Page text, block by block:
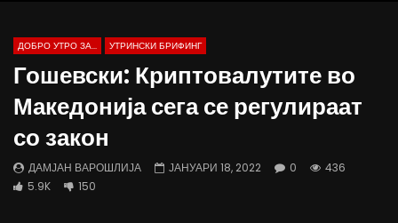
трае предолго за да дозволиме лесно
ДАМЈАН ВАРОШЛИЈА
ДОБРО УТРО ЗА... УТРИНСКИ БРИФИНГ
Гошевски: Криптовалутите во
Македонија сега се регулираат
со закон
ДАМЈАН ВАРОШЛИЈА ЈАНУАРИ 18, 2022 0
436
5.9K
150